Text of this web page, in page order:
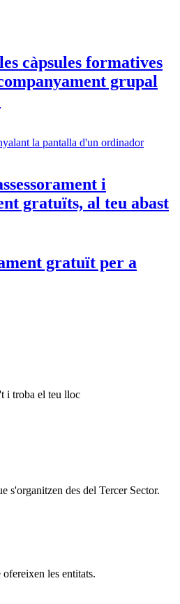
càpsules formatives
grupal
i
gratuïts, al teu abast
gratuït per a
i troba el teu lloc
s'organitzen des del Tercer Sector.
les entitats.